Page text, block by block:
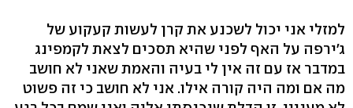
למזלי אני יכול לשכנע את קרן לעשות קעקוע של
ג'ירפה על האף לפני שהיא תסכים לצאת לקמפינג
במדבר אז עם זה אין לי בעיה והאמת שאני לא חושב
מה אם ומה היה קורה אילו. אני לא חושב כי זה פשוט